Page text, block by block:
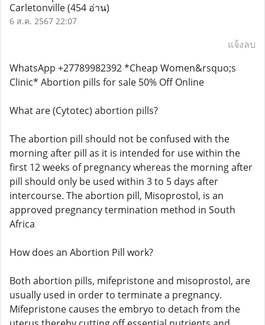
Carletonville(454 อ่าน)
6 ส.ค. 2567 22:07
แจ้งลบ
WhatsApp +27789982392 *Cheap Women&rsquo;s
Clinic* Abortion pills for sale 50% Off Online
What are (Cytotec) abortion pills?
The abortion pill should not be confused with the
morning after pill as it is intended for use within the
first 12 weeks of pregnancy whereas the morning after
pill should only be used within 3 to 5 days after
intercourse. The abortion pill, Misoprostol, is an
approved pregnancy termination method in South
Africa
How does an Abortion Pill work?
Both abortion pills, mifepristone and misoprostol, are
usually used in order to terminate a pregnancy.
Mifepristone causes the embryo to detach from the